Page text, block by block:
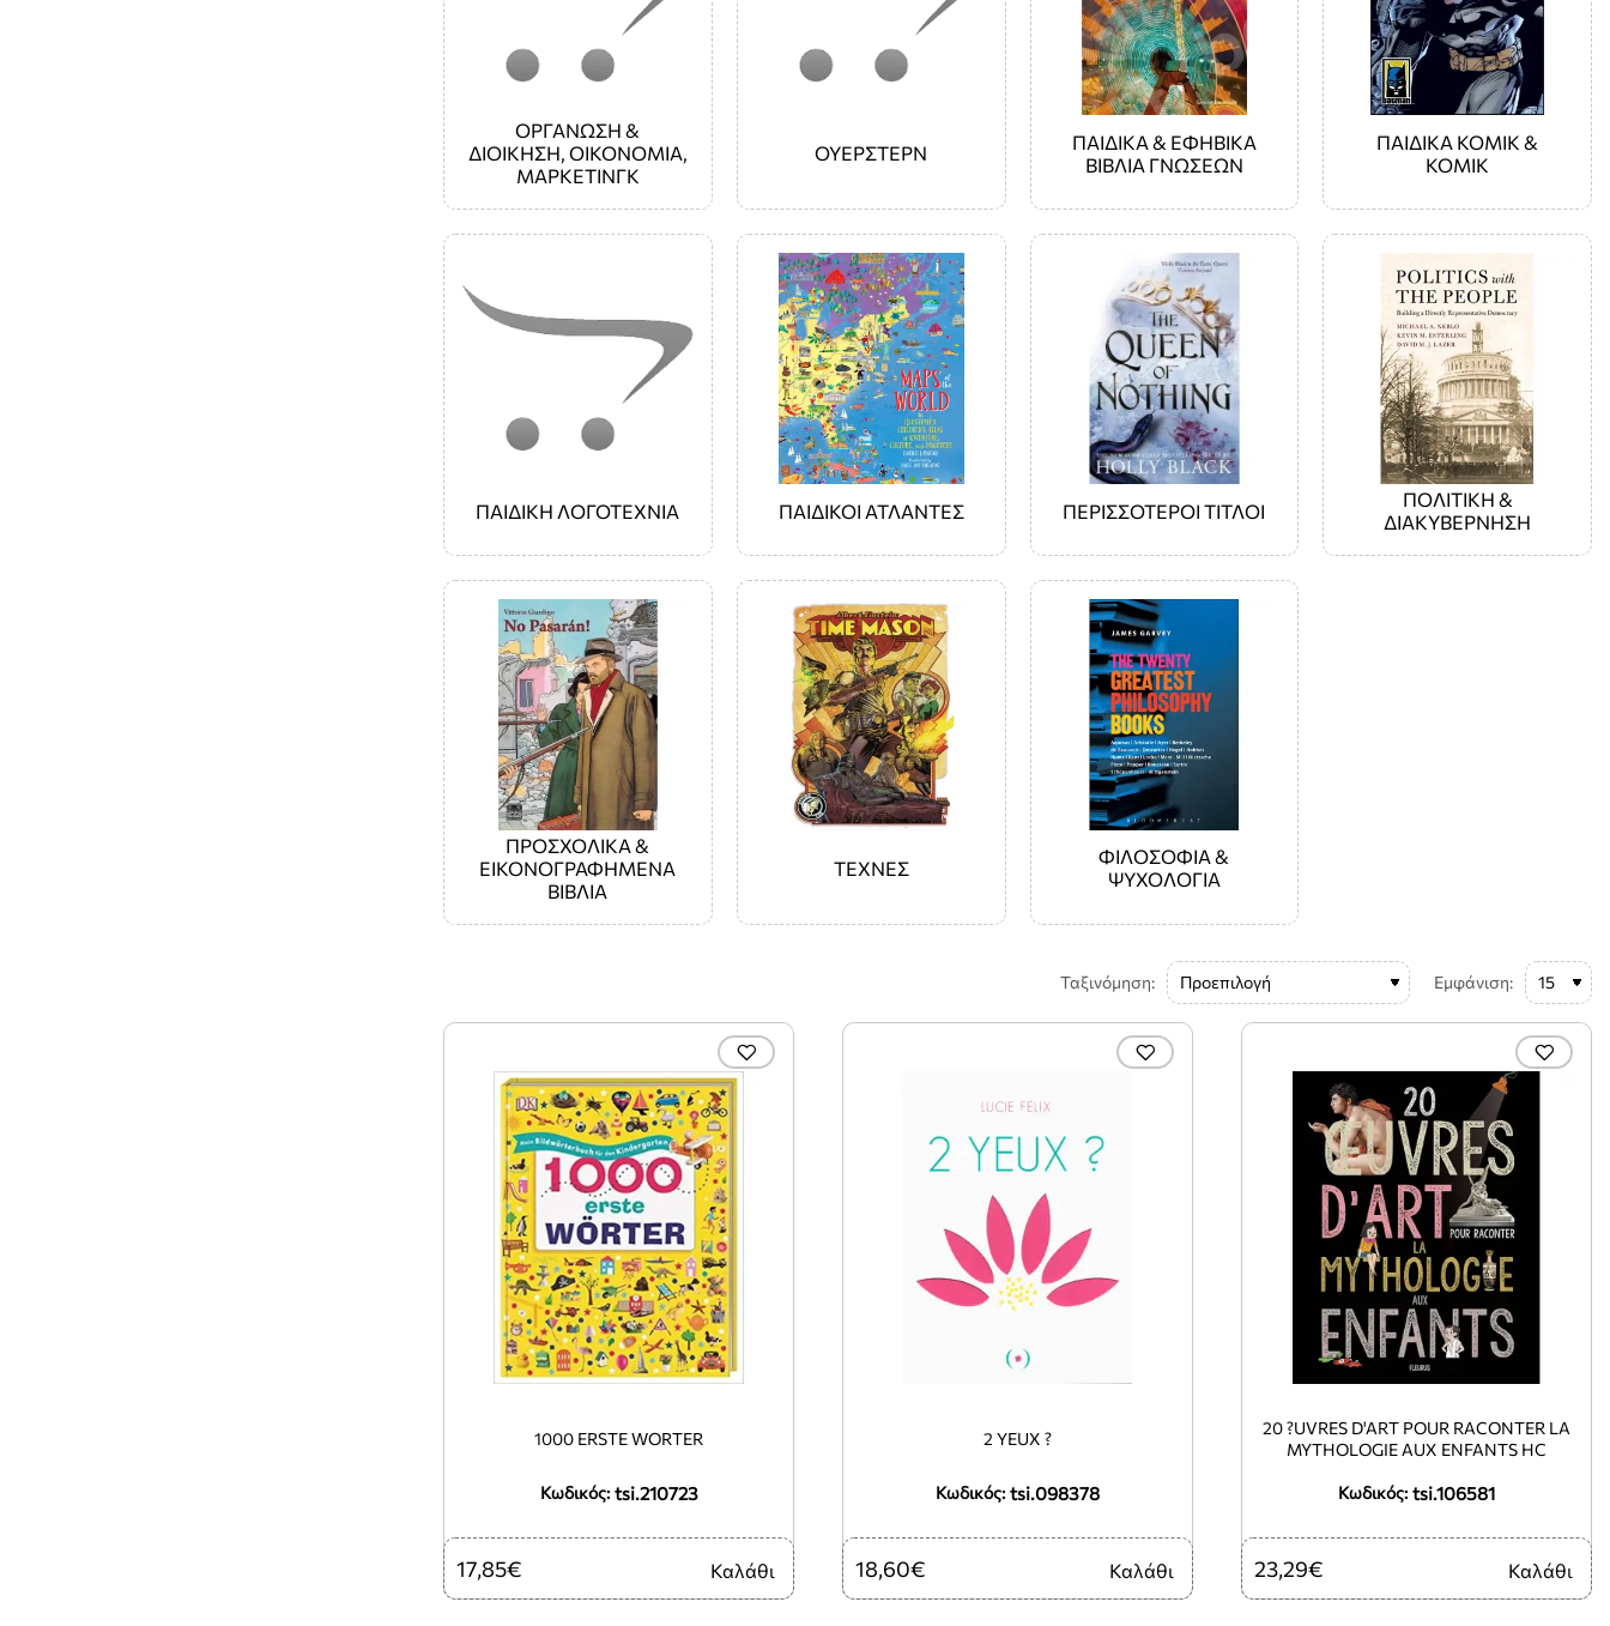
ΟΡΓΑΝΩΣΗ &
ΔΙΟΙΚΗΣΗ, ΟΙΚΟΝΟΜΙΑ,
ΜΑΡΚΕΤΙΝΓΚ
ΟΥΕΡΣΤΕΡΝ
ΠΑΙΔΙΚΑ & ΕΦΗΒΙΚΑ
ΒΙΒΛΙΑ ΓΝΩΣΕΩΝ
ΠΑΙΔΙΚΑ ΚΟΜΙΚ &
ΚΟΜΙΚ
ΠΑΙΔΙΚΗ ΛΟΓΟΤΕΧΝΙΑ ΠΑΙΔΙΚΟΙ ΑΤΛΑΝΤΕΣ ΠΕΡΙΣΣΟΤΕΡΟΙ ΤΙΤΛΟΙ
ΠΟΛΙΤΙΚΗ &
ΔΙΑΚΥΒΕΡΝΗΣΗ
ΠΡΟΣΧΟΛΙΚΑ &
ΕΙΚΟΝΟΓΡΑΦΗΜΕΝΑ
ΒΙΒΛΙΑ
ΤΕΧΝΕΣ
ΦΙΛΟΣΟΦΙΑ &
ΨΥΧΟΛΟΓΙΑ
Ταξινόμηση: Εμφάνιση:
Κωδικός: tsi.210723
1000 ERSTE WORTER
17,85€ Καλάθι
Κωδικός: tsi.098378
2 YEUX ?
18,60€ Καλάθι
Κωδικός: tsi.106581
20 ?UVRES D'ART POUR RACONTER LA
MYTHOLOGIE AUX ENFANTS HC
23,29€ Καλάθι